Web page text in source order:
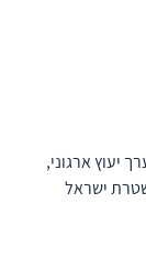
יעוץ ארגוני,
ישראל